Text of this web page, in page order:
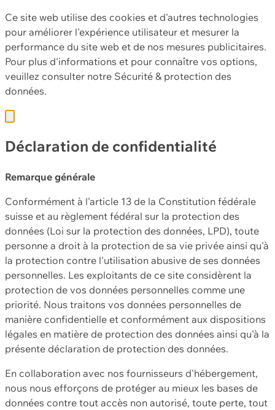
Ce site web utilise des cookies et d'autres technologies
pour améliorer l'expérience utilisateur et mesurer la
performance du site web et de nos mesures publicitaires.
Pour plus d'informations et pour connaître vos options,
veuillez consulter notre Sécurité & protection des
données.
Déclaration de confidentialité
Remarque générale
Conformément à l'article 13 de la Constitution fédérale
suisse et au règlement fédéral sur la protection des
données (Loi sur la protection des données, LPD), toute
personne a droit à la protection de sa vie privée ainsi qu'à
la protection contre l'utilisation abusive de ses données
personnelles. Les exploitants de ce site considèrent la
protection de vos données personnelles comme une
priorité. Nous traitons vos données personnelles de
manière confidentielle et conformément aux dispositions
légales en matière de protection des données ainsi qu'à la
présente déclaration de protection des données.
En collaboration avec nos fournisseurs d'hébergement,
nous nous efforçons de protéger au mieux les bases de
données contre tout accès non autorisé, toute perte, tout